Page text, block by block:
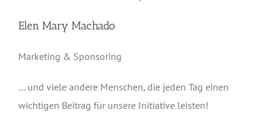
Elen Mary Machado
Marketing & Sponsoring
… und viele andere Menschen, die jeden Tag einen
wichtigen Beitrag für unsere Initiative leisten!